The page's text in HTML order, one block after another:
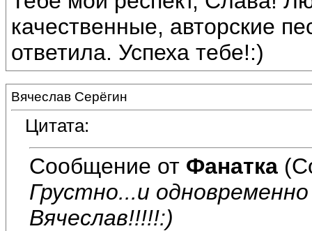
качественные, авторские
ответила. Успеха тебе!:)
Вячеслав Серёгин
Цитата:
Сообщение от Фанатка
Грустно...и
Вячеслав!!!!!:)